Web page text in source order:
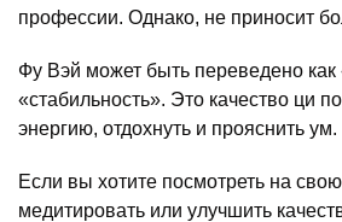
профессии. Однако, не приносит
Фу Вэй может быть переведено как
«стабильность». Это качество ци
энергию, отдохнуть и прояснить ум.
Если вы хотите посмотреть на
медитировать или улучшить